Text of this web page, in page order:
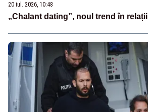
20 iul. 2026, 10:48
„Chalant dating”, noul trend în relații